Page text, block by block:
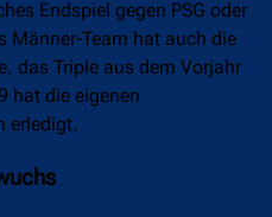
Endspiel gegen PSG oder
Männer-Team hat auch die
das Triple aus dem Vorjahr
hat die eigenen
erledigt.